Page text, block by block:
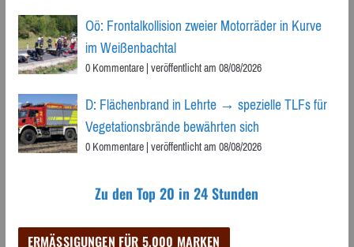
Oö: Frontalkollision zweier Motorräder in Kurve
im Weißenbachtal
0 Kommentare|veröffentlicht am 08/08/2026
D: Flächenbrand in Lehrte → spezielle TLFs für
Vegetationsbrände bewährten sich
0 Kommentare|veröffentlicht am 08/08/2026
Zu den Top 20 in 24 Stunden
ERMÄSSIGUNGEN FÜR 5.000 MARKEN